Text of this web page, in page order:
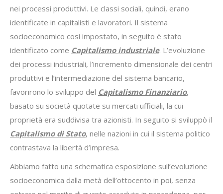
nei processi produttivi. Le classi sociali, quindi, erano
identificate in capitalisti e lavoratori. Il sistema
socioeconomico così impostato, in seguito è stato
identificato come Capitalismo industriale. L’evoluzione
dei processi industriali, l’incremento dimensionale dei centri
produttivi e l’intermediazione del sistema bancario,
favorirono lo sviluppo del Capitalismo Finanziario,
basato su società quotate su mercati ufficiali, la cui
proprietà era suddivisa tra azionisti. In seguito si sviluppò il
Capitalismo di Stato, nelle nazioni in cui il sistema politico
contrastava la libertà d’impresa.
Abbiamo fatto una schematica esposizione sull’evoluzione
socioeconomica dalla metà dell’ottocento in poi, senza